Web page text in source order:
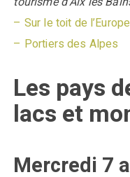
– Sur le toit de l’Europe
– Portiers des Alpes
Les pays
lacs et
Mercredi 7